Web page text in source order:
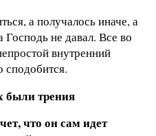
а получалось иначе, а
Господь не давал. Все во
внутренний
сподобится.
были трения
что он сам идет